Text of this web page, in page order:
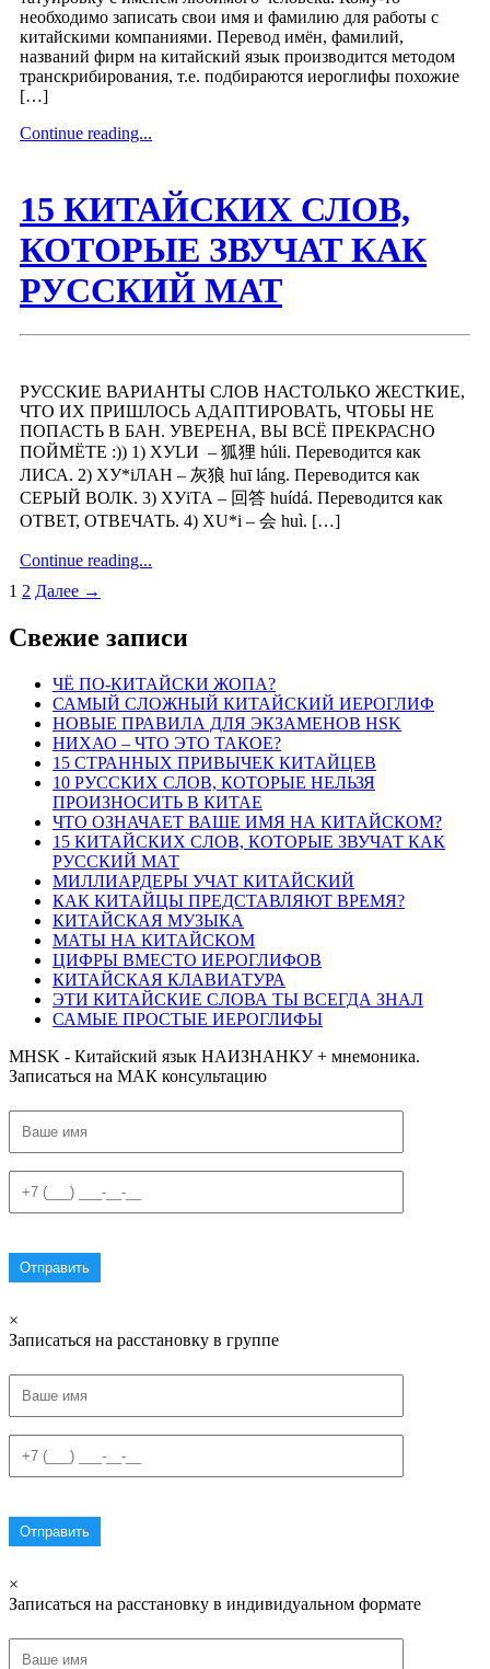
необходимо записать свои имя и фамилию для работы с
китайскими компаниями. Перевод имён, фамилий,
названий фирм на китайский язык производится методом
транскрибирования, т.е. подбираются иероглифы похожие
[…]
Continue reading...
15 КИТАЙСКИХ СЛОВ,
КОТОРЫЕ ЗВУЧАТ КАК
РУССКИЙ МАТ
РУССКИЕ ВАРИАНТЫ СЛОВ НАСТОЛЬКО ЖЕСТКИЕ,
ЧТО ИХ ПРИШЛОСЬ АДАПТИРОВАТЬ, ЧТОБЫ НЕ
ПОПАСТЬ В БАН. УВЕРЕНА, ВЫ ВСЁ ПРЕКРАСНО
ПОЙМЁТЕ :)) 1) ХУLИ – 狐狸 húli. Переводится как
ЛИСА. 2) ХУ*iЛАН – 灰狼 huī láng. Переводится как
СЕРЫЙ ВОЛК. 3) ХУiТА – 回答 huídá. Переводится как
ОТВЕТ, ОТВЕЧАТЬ. 4) ХU*i – 会 huì. […]
Continue reading...
1 2 Далее →
Свежие записи
ЧЁ ПО-КИТАЙСКИ ЖОПА?
САМЫЙ СЛОЖНЫЙ КИТАЙСКИЙ ИЕРОГЛИФ
НОВЫЕ ПРАВИЛА ДЛЯ ЭКЗАМЕНОВ HSK
НИХАО – ЧТО ЭТО ТАКОЕ?
15 СТРАННЫХ ПРИВЫЧЕК КИТАЙЦЕВ
10 РУССКИХ СЛОВ, КОТОРЫЕ НЕЛЬЗЯ
ПРОИЗНОСИТЬ В КИТАЕ
ЧТО ОЗНАЧАЕТ ВАШЕ ИМЯ НА КИТАЙСКОМ?
15 КИТАЙСКИХ СЛОВ, КОТОРЫЕ ЗВУЧАТ КАК
РУССКИЙ МАТ
МИЛЛИАРДЕРЫ УЧАТ КИТАЙСКИЙ
КАК КИТАЙЦЫ ПРЕДСТАВЛЯЮТ ВРЕМЯ?
КИТАЙСКАЯ МУЗЫКА
МАТЫ НА КИТАЙСКОМ
ЦИФРЫ ВМЕСТО ИЕРОГЛИФОВ
КИТАЙСКАЯ КЛАВИАТУРА
ЭТИ КИТАЙСКИЕ СЛОВА ТЫ ВСЕГДА ЗНАЛ
САМЫЕ ПРОСТЫЕ ИЕРОГЛИФЫ
MHSK - Китайский язык НАИЗНАНКУ + мнемоника.
Записаться на МАК консультацию
×
Записаться на расстановку в группе
×
Записаться на расстановку в индивидуальном формате